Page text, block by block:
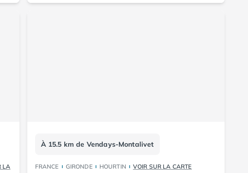
LA
À 15.5 km de Vendays-Montalivet
FRANCE GIRONDE HOURTIN VOIR SUR LA CARTE